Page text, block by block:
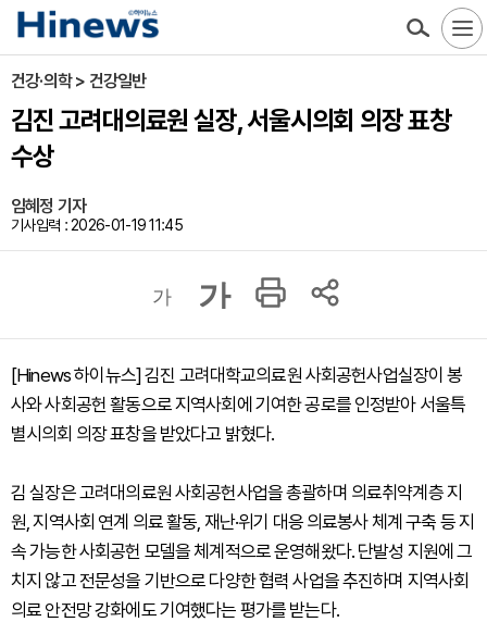
건강·의학 > 건강일반
김진 고려대의료원 실장, 서울시의회 의장 표창
수상
임혜정 기자
기사입력 : 2026-01-19 11:45
가 가
[Hinews 하이뉴스] 김진 고려대학교의료원 사회공헌사업실장이 봉
사와 사회공헌 활동으로 지역사회에 기여한 공로를 인정받아 서울특
별시의회 의장 표창을 받았다고 밝혔다.
김 실장은 고려대의료원 사회공헌사업을 총괄하며 의료취약계층 지
원, 지역사회 연계 의료 활동, 재난·위기 대응 의료봉사 체계 구축 등 지
속 가능한 사회공헌 모델을 체계적으로 운영해왔다. 단발성 지원에 그
치지 않고 전문성을 기반으로 다양한 협력 사업을 추진하며 지역사회
의료 안전망 강화에도 기여했다는 평가를 받는다.